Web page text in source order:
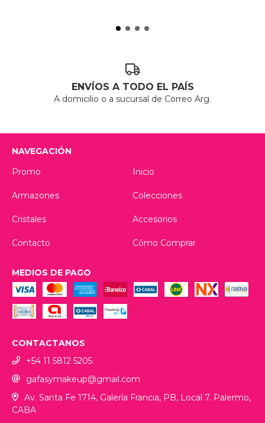
ENVÍOS A TODO EL PAÍS
A domicilio o a sucursal de Correo Arg.
NAVEGACIÓN
Promo
Inicio
Armazones Colecciones
Cristales Accesorios
Contacto Cómo Comprar
MEDIOS DE PAGO
CONTACTANOS
+54 11 5812 5205
gafasymakeup@gmail.com
Av. Santa Fe 1714, Galería Francia, PB, Local 7. Palermo,
CABA